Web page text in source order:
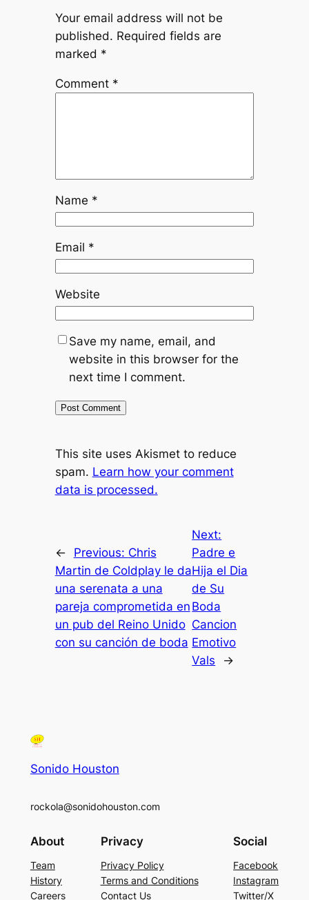
Your email address will not be
published. Required fields are
marked *
Comment *
Name *
Email *
Website
Save my name, email, and
website in this browser for the
next time I comment.
This site uses Akismet to reduce
spam. Learn how your comment
data is processed.
← Previous: Chris
Martin de Coldplay le da
una serenata a una
pareja comprometida en
un pub del Reino Unido
con su canción de boda
Next:
Padre e
Hija el Dia
de Su
Boda
Cancion
Emotivo
Vals
→
Sonido Houston
rockola@sonidohouston.com
About
Team
History
Careers
Privacy
Privacy Policy
Terms and Conditions
Contact Us
Social
Facebook
Instagram
Twitter/X